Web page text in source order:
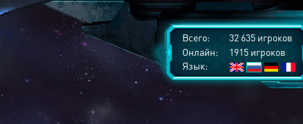
Всего:
32 635 игроков
Онлайн:
1915 игроков
Язык: